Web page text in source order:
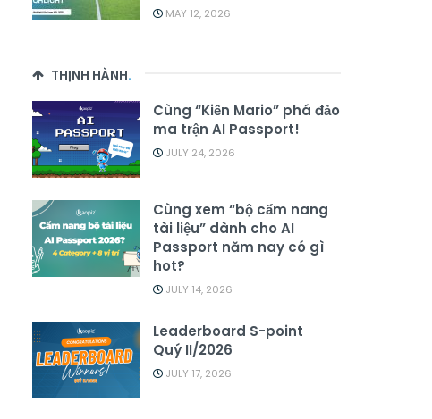
MAY 12, 2026
THỊNH HÀNH.
Cùng “Kiến Mario” phá đảo
ma trận AI Passport!
JULY 24, 2026
Cùng xem “bộ cẩm nang
tài liệu” dành cho AI
Passport năm nay có gì
hot?
JULY 14, 2026
Leaderboard S-point
Quý II/2026
JULY 17, 2026